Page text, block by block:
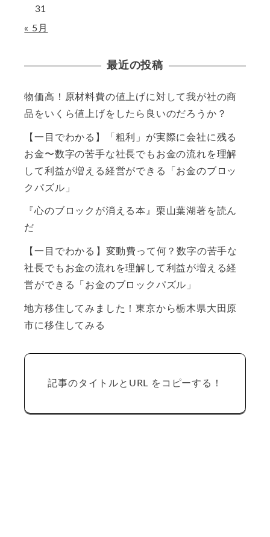
31
« 5月
最近の投稿
物価高！原材料費の値上げに対して我が社の商
品をいくら値上げをしたら良いのだろうか？
【一目でわかる】「粗利」が実際に会社に残る
お金〜数字の苦手な社長でもお金の流れを理解
して利益が増える経営ができる「お金のブロッ
クパズル」
『心のブロックが消える本』栗山葉湖著を読ん
だ
【一目でわかる】変動費って何？数字の苦手な
社長でもお金の流れを理解して利益が増える経
営ができる「お金のブロックパズル」
地方移住してみました！東京から栃木県大田原
市に移住してみる
記事のタイトルとURL をコピーする！